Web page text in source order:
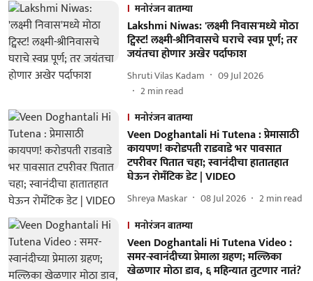
मनोरंजन बातम्या
Lakshmi Niwas: 'लक्ष्मी निवास'मध्ये मोठा
ट्विस्ट! लक्ष्मी-श्रीनिवासचे घराचे स्वप्न पूर्ण; तर
जयंतचा होणार अखेर पर्दाफाश
Shruti Vilas Kadam
09 Jul 2026
2min read
मनोरंजन बातम्या
Veen Doghantali Hi Tutena : प्रेमासाठी
कायपण! करोडपती राडवाडे भर पावसात
टपरीवर पितात चहा; स्वानंदीचा हातातहात
घेऊन रोमँटिक डेट | VIDEO
Shreya Maskar 08 Jul 2026 2min read
मनोरंजन बातम्या
Veen Doghantali Hi Tutena Video :
समर-स्वानंदीच्या प्रेमाला ग्रहण; मल्लिका
खेळणार मोठा डाव, ६ महिन्यात तुटणार नातं?